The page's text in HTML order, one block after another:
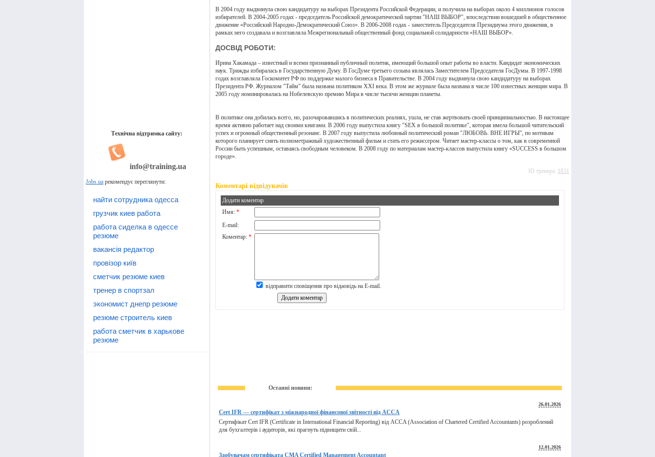
Технічна підтримка сайту:
info@training.ua
Jobs.ua рекомендує переглянути:
найти сотрудника одесса
грузчик киев работа
работа сиделка в одессе
резюме
вакансія редактор
провізор київ
сметчик резюме киев
тренер в спортзал
экономист днепр резюме
резюме строитель киев
работа сметчик в харькове
резюме
В 2004 году выдвинула свою кандидатуру на выборах Президента Российской Федерации, и получила на выборах около 4 миллионов голосов
избирателей. В 2004-2005 годах - председатель Российской демократической партии "НАШ ВЫБОР", впоследствии вошедшей в общественное
движение «Российский Народно-Демократический Союз». В 2006-2008 годах - заместитель Председателя Президиума этого движения, в
рамках него создавала и возглавляла Межрегиональный общественный фонд социальной солидарности «НАШ ВЫБОР».
ДОСВІД РОБОТИ:
Ирина Хакамада – известный и всеми признанный публичный политик, имеющий большой опыт работы во власти. Кандидат экономических
наук. Трижды избиралась в Государственную Думу. В ГосДуме третьего созыва являлась Заместителем Председателя ГосДумы. В 1997-1998
годах возглавляла Госкомитет РФ по поддержке малого бизнеса в Правительстве. В 2004 году выдвинула свою кандидатуру на выборах
Президента РФ. Журналом "Тайм" была названа политиком XXI века. В этом же журнале была названа в числе 100 известных женщин мира. В
2005 году номинировалась на Нобелевскую премию Мира в числе тысячи женщин планеты.
В политике она добилась всего, но, разочаровавшись в политических реалиях, ушла, не став жертвовать своей принципиальностью. В настоящее
время активно работает над своими книгами. В 2006 году выпустила книгу "SEX в большой политике", которая имела большой читательский
успех и огромный общественный резонанс. В 2007 году выпустила любовный политический роман "ЛЮБОВЬ. ВНЕ ИГРЫ", по мотивам
которого планирует снять полнометражный художественный фильм и стать его режиссером. Читает мастер-классы о том, как в современной
России быть успешным, оставаясь свободным человеком. В 2008 году по материалам мастер-классов выпустила книгу «SUCCESS в большом
городе».
ID тренера: 1831
Коментарі відвідувачів
Додати коментар
Имя: *
E-mail:
Коментар: *
відправити сповіщення про відаовідь на E-mail.
Останні новини:
26.01.2026
Cert IFR — сертифікат з міжнародної фінансової звітності від ACCA
Сертифікат Cert IFR (Certificate in International Financial Reporting) від ACCA (Association of Chartered Certified Accountants) розроблений
для бухгалтерів і аудиторів, які прагнуть підвищити свій...
12.01.2026
Здобувачам сертифіката CMA Certified Management Accountant